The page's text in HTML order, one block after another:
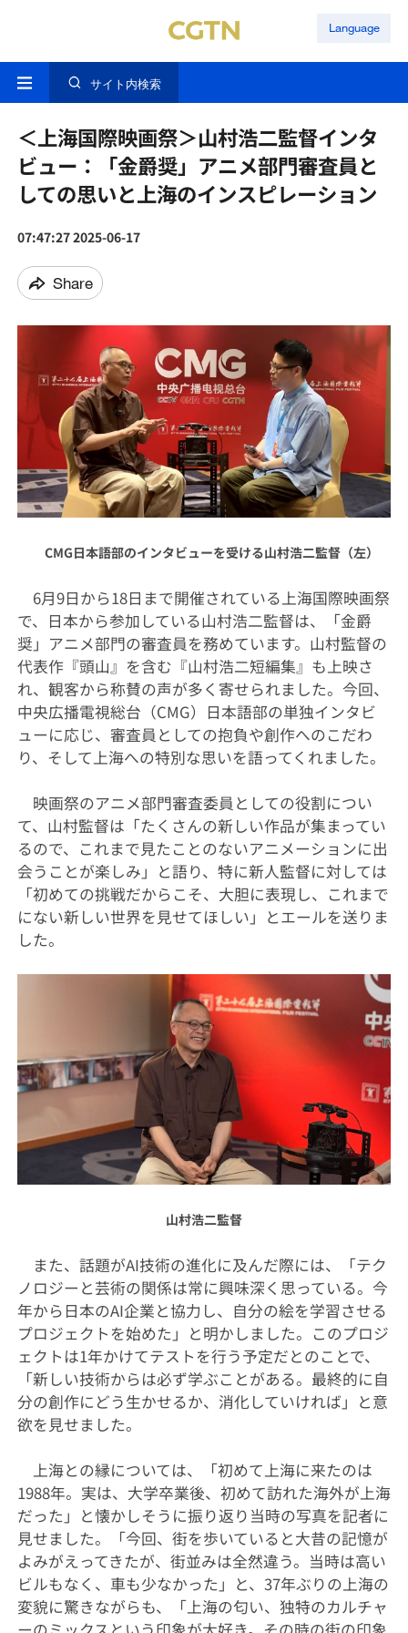
Language
サイト内検索
＜上海国際映画祭＞山村浩二監督インタ
ビュー：「金爵奨」アニメ部門審査員と
しての思いと上海のインスピレーション
07:47:27 2025-06-17
Share
CMG日本語部のインタビューを受ける山村浩二監督（左）
6月9日から18日まで開催されている上海国際映画祭
で、日本から参加している山村浩二監督は、「金爵
奨」アニメ部門の審査員を務めています。山村監督の
代表作『頭山』を含む『山村浩二短編集』も上映さ
れ、観客から称賛の声が多く寄せられました。今回、
中央広播電視総台（CMG）日本語部の単独インタビ
ューに応じ、審査員としての抱負や創作へのこだわ
り、そして上海への特別な思いを語ってくれました。
映画祭のアニメ部門審査委員としての役割につい
て、山村監督は「たくさんの新しい作品が集まってい
るので、これまで見たことのないアニメーションに出
会うことが楽しみ」と語り、特に新人監督に対しては
「初めての挑戦だからこそ、大胆に表現し、これまで
にない新しい世界を見せてほしい」とエールを送りま
した。
山村浩二監督
また、話題がAI技術の進化に及んだ際には、「テク
ノロジーと芸術の関係は常に興味深く思っている。今
年から日本のAI企業と協力し、自分の絵を学習させる
プロジェクトを始めた」と明かしました。このプロジ
ェクトは1年かけてテストを行う予定だとのことで、
「新しい技術からは必ず学ぶことがある。最終的に自
分の創作にどう生かせるか、消化していければ」と意
欲を見せました。
上海との縁については、「初めて上海に来たのは
1988年。実は、大学卒業後、初めて訪れた海外が上海
だった」と懐かしそうに振り返り当時の写真を記者に
見せました。「今回、街を歩いていると大昔の記憶が
よみがえってきたが、街並みは全然違う。当時は高い
ビルもなく、車も少なかった」と、37年ぶりの上海の
変貌に驚きながらも、「上海の匂い、独特のカルチャ